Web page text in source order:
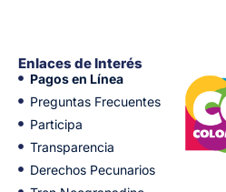
Enlaces de Interés
Pagos en Línea
Preguntas Frecuentes
Participa
Transparencia
Derechos Pecunarios